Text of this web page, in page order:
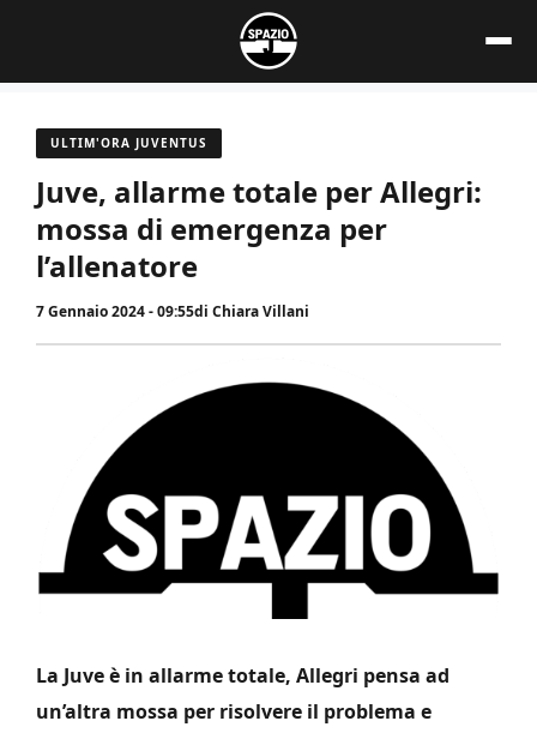
contenuto
ULTIM'ORA JUVENTUS
Juve, allarme totale per Allegri:
mossa di emergenza per
l’allenatore
7 Gennaio 2024 - 09:55di Chiara Villani
La Juve è in allarme totale, Allegri pensa ad
un’altra mossa per risolvere il problema e